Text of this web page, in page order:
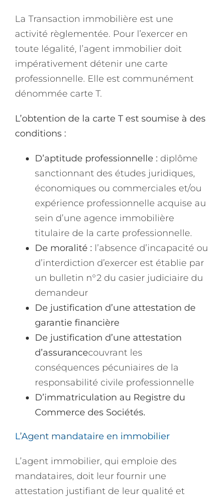
La Transaction immobilière est une
activité règlementée. Pour l’exercer en
toute légalité, l’agent immobilier doit
impérativement détenir une carte
professionnelle. Elle est communément
dénommée carte T.
L’obtention de la carte T est soumise à des
conditions :
D’aptitude professionnelle : diplôme
sanctionnant des études juridiques,
économiques ou commerciales et/ou
expérience professionnelle acquise au
sein d’une agence immobilière
titulaire de la carte professionnelle.
De moralité : l’absence d’incapacité ou
d’interdiction d’exercer est établie par
un bulletin n°2 du casier judiciaire du
demandeur
De justification d’une attestation de
garantie financière
De justification d’une attestation
d’assurancecouvrant les
conséquences pécuniaires de la
responsabilité civile professionnelle
D’immatriculation au Registre du
Commerce des Sociétés.
L’Agent mandataire en immobilier
L’agent immobilier, qui emploie des
mandataires, doit leur fournir une
attestation justifiant de leur qualité et